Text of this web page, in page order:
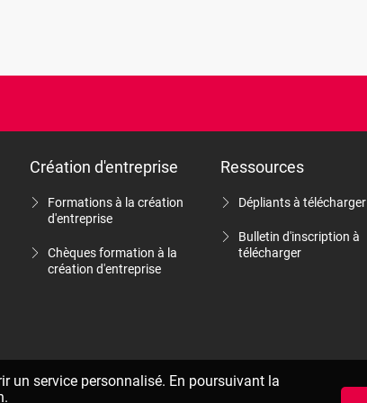
un service personnalisé. En poursuivant la
Création d'entreprise
Formations à la création
d'entreprise
Chèques formation à la
création d'entreprise
Ressources
Dépliants à télécharger
Bulletin d'inscription à
télécharger